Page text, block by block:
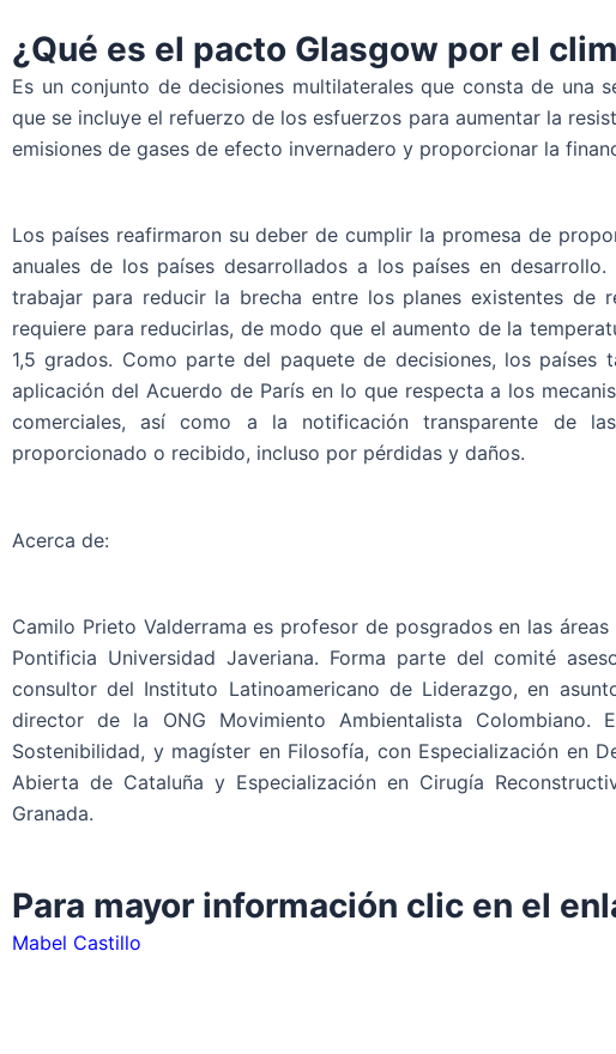
¿Qué es el pacto Glasgow por el
Es un conjunto de decisiones multilaterales que consta de una
que se incluye el refuerzo de los esfuerzos para aumentar la
emisiones de gases de efecto invernadero y proporcionar la
Los países reafirmaron su deber de cumplir la promesa de
anuales de los países desarrollados a los países en
trabajar para reducir la brecha entre los planes existentes de
requiere para reducirlas, de modo que el aumento de la
1,5 grados. Como parte del paquete de decisiones, los países
aplicación del Acuerdo de París en lo que respecta a los
comerciales, así como a la notificación transparente de
proporcionado o recibido, incluso por pérdidas y daños.
Acerca de:
Camilo Prieto Valderrama es profesor de posgrados en las
Pontificia Universidad Javeriana. Forma parte del comité
consultor del Instituto Latinoamericano de Liderazgo, en
director de la ONG Movimiento Ambientalista Colombiano.
Sostenibilidad, y magíster en Filosofía, con Especialización en
Abierta de Cataluña y Especialización en Cirugía
Granada.
Para mayor información clic en el
Mabel Castillo